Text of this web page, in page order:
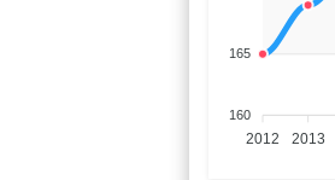
165
160
2012 2013